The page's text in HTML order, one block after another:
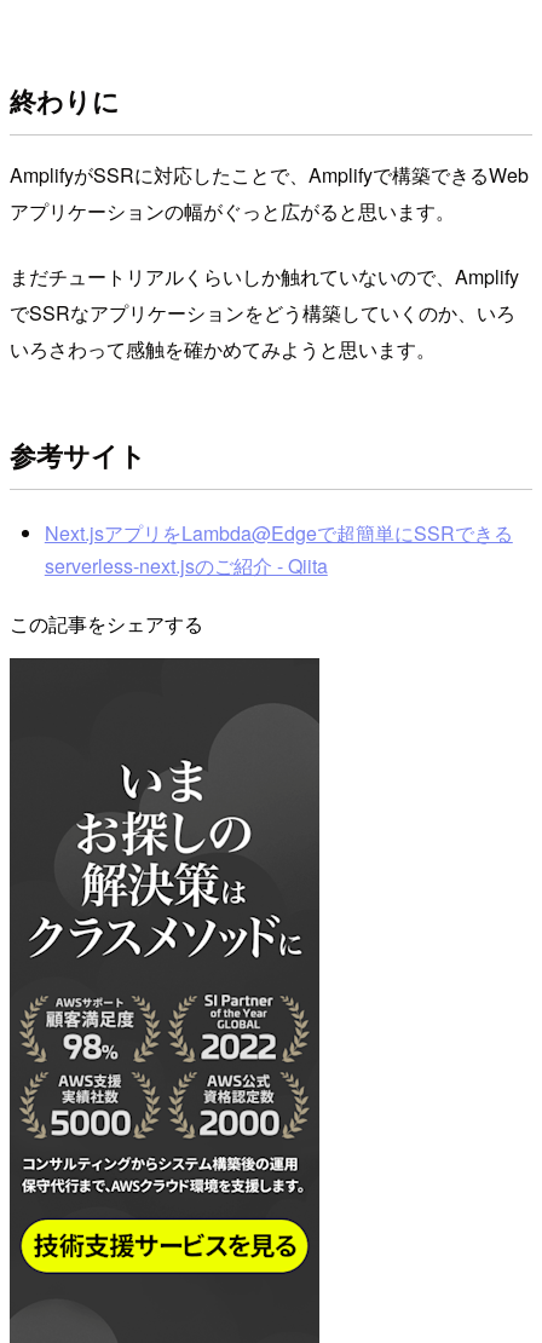
終わりに
AmplifyがSSRに対応したことで、Amplifyで構築できるWeb
アプリケーションの幅がぐっと広がると思います。
まだチュートリアルくらいしか触れていないので、Amplify
でSSRなアプリケーションをどう構築していくのか、いろ
いろさわって感触を確かめてみようと思います。
参考サイト
Next.jsアプリをLambda@Edgeで超簡単にSSRできる
serverless-next.jsのご紹介 - Qiita
この記事をシェアする